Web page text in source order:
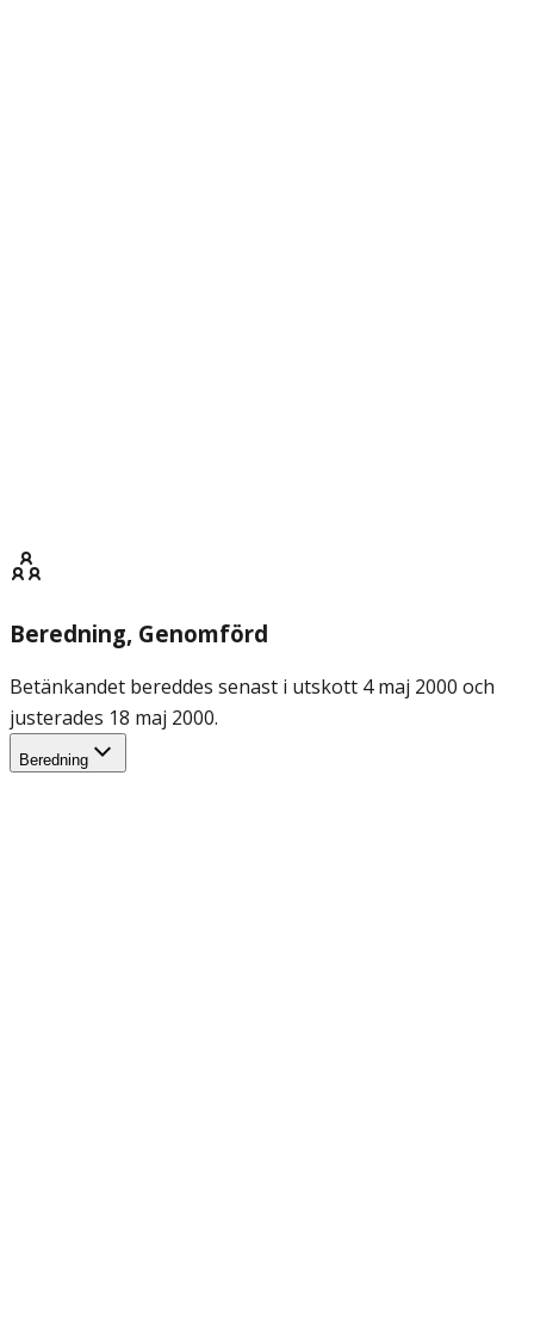
Beredning, Genomförd
Betänkandet bereddes senast i utskott 4 maj 2000 och
justerades 18 maj 2000.
Beredning